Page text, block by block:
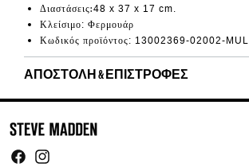
Διαστάσεις:48 x 37 x 17 cm.
Κλείσιμο: Φερμουάρ
Κωδικός προϊόντος: 13002369-02002-MUL
ΑΠΟΣΤΟΛΉ & ΕΠΙΣΤΡΟΦΈΣ
FacebookInstagram